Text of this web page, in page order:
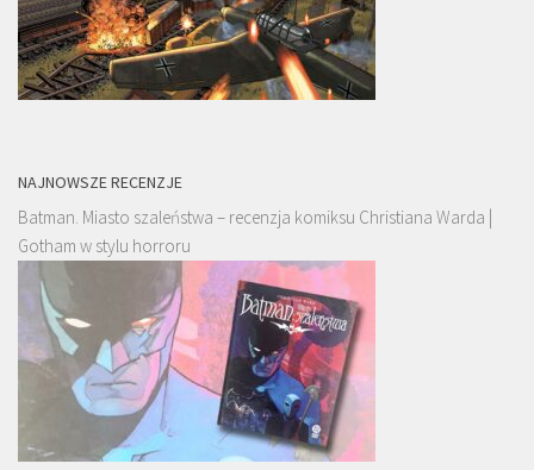
NAJNOWSZE RECENZJE
Batman. Miasto szaleństwa – recenzja komiksu Christiana Warda |
Gotham w stylu horroru